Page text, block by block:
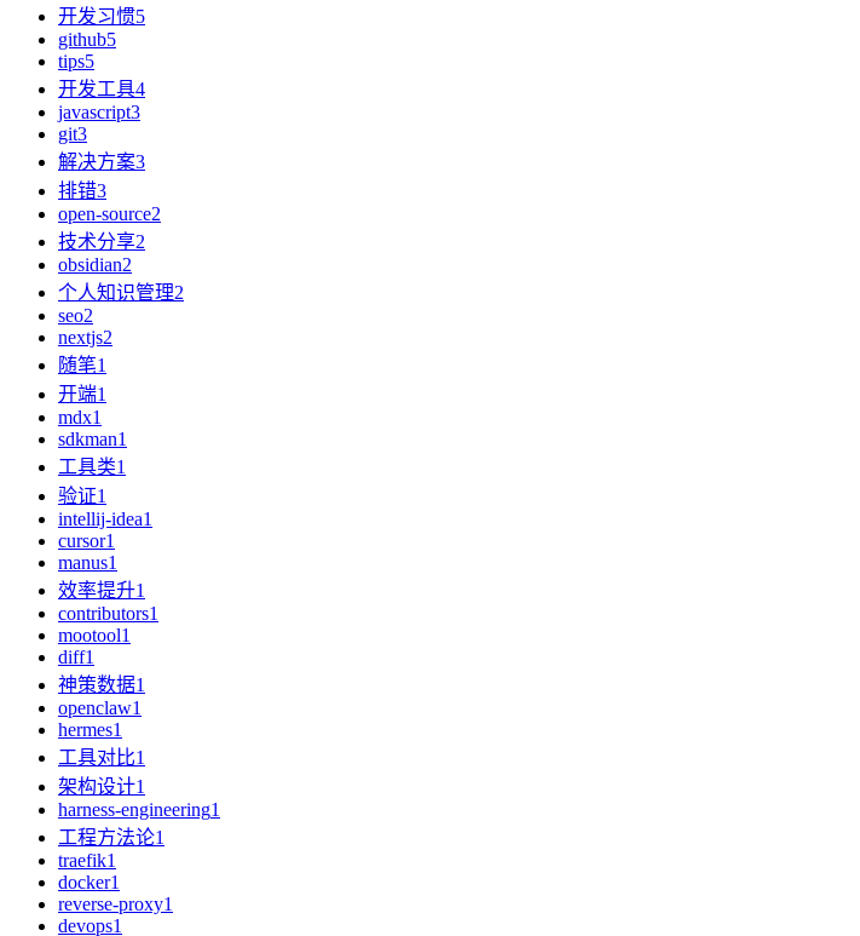
开发习惯5
github5
tips5
开发工具4
javascript3
git3
解决方案3
排错3
open-source2
技术分享2
obsidian2
个人知识管理2
seo2
nextjs2
随笔1
开端1
mdx1
sdkman1
工具类1
验证1
intellij-idea1
cursor1
manus1
效率提升1
contributors1
mootool1
diff1
神策数据1
openclaw1
hermes1
工具对比1
架构设计1
harness-engineering1
工程方法论1
traefik1
docker1
reverse-proxy1
devops1